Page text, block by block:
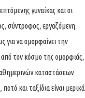
γυναίκας και οι
σύντροφος, εργαζόμενη.
για να ομορφαίνει την
τον κόσμο της ομορφιάς,
καταστάσεων
και ταξίδια είναι μερικά